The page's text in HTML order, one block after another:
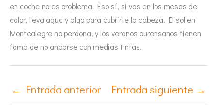
en coche no es problema. Eso sí, si vas en los meses de
calor, lleva agua y algo para cubrirte la cabeza. El sol en
Montealegre no perdona, y los veranos ourensanos tienen
fama de no andarse con medias tintas.
← Entrada anterior Entrada siguiente →